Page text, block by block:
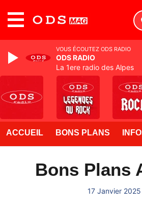
ACCUEIL BONS PLANS
Bons Plans
17 Janvier 2025
VOUS ÉCOUTEZ ODS RADIO
ODS RADIO
La 1ere radio des Alpes